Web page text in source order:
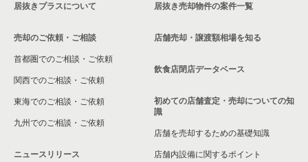
居抜きプラスについて
売却のご依頼・ご相談
首都圏でのご相談・ご依頼
関西でのご相談・ご依頼
東海でのご相談・ご依頼
九州でのご相談・ご依頼
ニュースリリース
居抜き売却物件の案件一覧
店舗売却・譲渡額相場を知る
飲食店閉店データベース
初めての店舗査定・売却についての知
識
店舗を売却するための基礎知識
店舗内設備に関するポイント